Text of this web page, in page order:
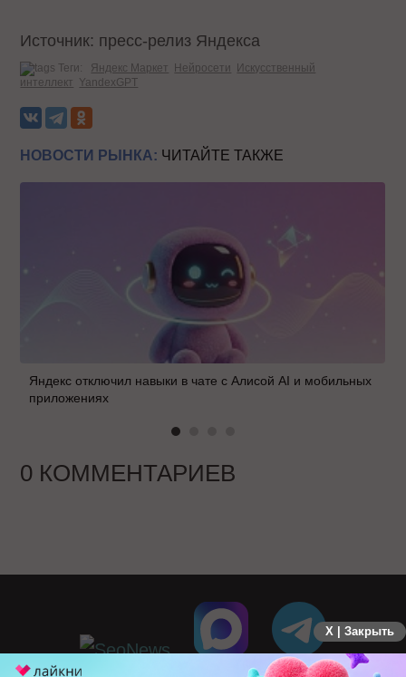
Источник: пресс-релиз Яндекса
Теги: Яндекс Маркет Нейросети
Искусственный
интеллект YandexGPT
НОВОСТИ РЫНКА: ЧИТАЙТЕ ТАКЖЕ
Яндекс отключил навыки в чате с Алисой AI и мобильных
приложениях
0 КОММЕНТАРИЕВ
X | Закрыть